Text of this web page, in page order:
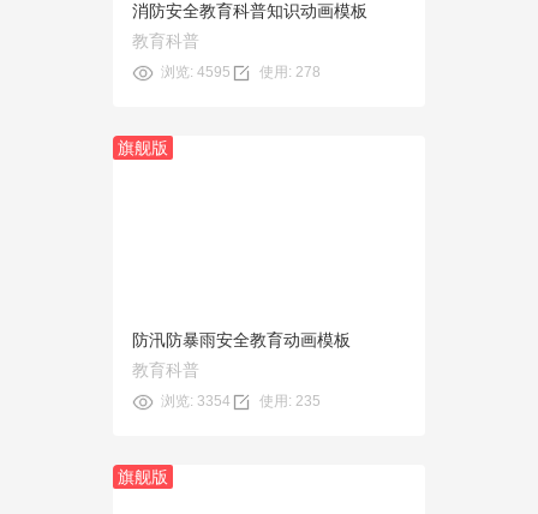
消防安全教育科普知识动画模板
教育科普
浏览: 4595 使用: 278
旗舰版
防汛防暴雨安全教育动画模板
教育科普
浏览: 3354 使用: 235
旗舰版